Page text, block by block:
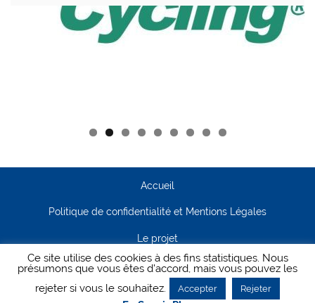
Accueil
Politique de confidentialité et Mentions Légales
Le projet
Contact
Ce site utilise des cookies à des fins statistiques. Nous
présumons que vous êtes d'accord, mais vous pouvez les
rejeter si vous le souhaitez.
Accepter Rejeter